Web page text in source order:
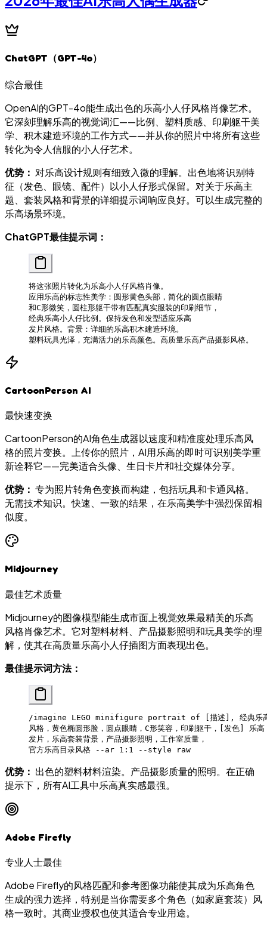
ChatGPT（GPT-4o）
综合最佳
OpenAI的GPT-4o能生成出色的乐高小人仔风格肖像艺术。
它深刻理解乐高的视觉词汇——比例、塑料质感、印刷躯干美
学、积木建造环境的工作方式——并从你的照片中将所有这些
转化为令人信服的小人仔艺术。
优势： 对乐高设计规则有细致入微的理解。出色地将识别特
征（发色、眼镜、配件）以小人仔形式保留。对关于乐高主
题、套装风格和背景的详细提示词响应良好。可以生成完整的
乐高场景环境。
ChatGPT最佳提示词：
将这张照片转化为乐高小人仔风格肖像。
应用乐高的标志性美学：圆形黄色头部，简化的圆点眼睛
和C形微笑，圆柱形躯干带有匹配真实服装的印刷细节，
经典乐高小人仔比例。保持发色和发型适应乐高
发片风格。背景：详细的乐高积木建造环境。
塑料玩具光泽，充满活力的乐高颜色。高质量乐高产品摄影风格。
CartoonPerson AI
最快速变换
CartoonPerson的AI角色生成器以速度和精准度处理乐高风
格的照片变换。上传你的照片，AI用乐高的即时可识别美学重
新诠释它——完美适合头像、生日卡片和社交媒体分享。
优势： 专为照片转角色变换而构建，包括玩具和卡通风格。
无需技术知识。快速、一致的结果，在乐高美学中强烈保留相
似度。
Midjourney
最佳艺术质量
Midjourney的图像模型能生成市面上视觉效果最精美的乐高
风格肖像艺术。它对塑料材料、产品摄影照明和玩具美学的理
解，使其在高质量乐高小人仔插图方面表现出色。
最佳提示词方法：
/imagine LEGO minifigure portrait of [描述], 经典乐高
风格，黄色椭圆形脸，圆点眼睛，C形笑容，印刷躯干，[发色] 乐高
发片，乐高套装背景，产品摄影照明，工作室质量，
官方乐高目录风格 --ar 1:1 --style raw
优势： 出色的塑料材料渲染。产品摄影质量的照明。在正确
提示下，所有AI工具中乐高真实感最强。
Adobe Firefly
专业人士最佳
Adobe Firefly的风格匹配和参考图像功能使其成为乐高角色
生成的强力选择，特别是当你需要多个角色（如家庭套装）风
格一致时。其商业授权也使其适合专业用途。